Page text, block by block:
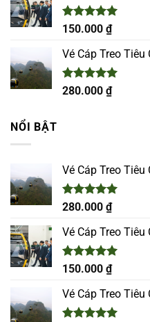
Được xếp
5.00
5 sao
150.000 ₫
Vé Cáp Treo
Được xếp
5.00
280.000 ₫
NỔI BẬT
Vé Cáp Treo
Được xếp
5.00
5 sao
280.000 ₫
Vé Cáp Treo Tiêu
Được xếp
5.00
5 sao
150.000 ₫
Vé Cáp Treo Tiêu